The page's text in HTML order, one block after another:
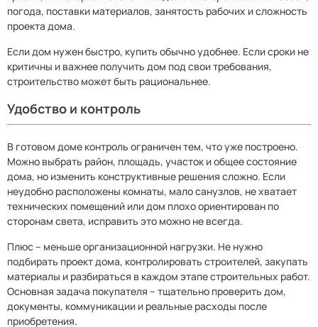
погода, поставки материалов, занятость рабочих и сложность
проекта дома.
Если дом нужен быстро, купить обычно удобнее. Если сроки не
критичны и важнее получить дом под свои требования,
строительство может быть рациональнее.
Удобство и контроль
В готовом доме контроль ограничен тем, что уже построено.
Можно выбрать район, площадь, участок и общее состояние
дома, но изменить конструктивные решения сложно. Если
неудобно расположены комнаты, мало санузлов, не хватает
технических помещений или дом плохо ориентирован по
сторонам света, исправить это можно не всегда.
Плюс – меньше организационной нагрузки. Не нужно
подбирать проект дома, контролировать строителей, закупать
материалы и разбираться в каждом этапе строительных работ.
Основная задача покупателя – тщательно проверить дом,
документы, коммуникации и реальные расходы после
приобретения.